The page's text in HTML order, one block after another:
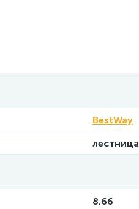
BestWay
лестница
8.66